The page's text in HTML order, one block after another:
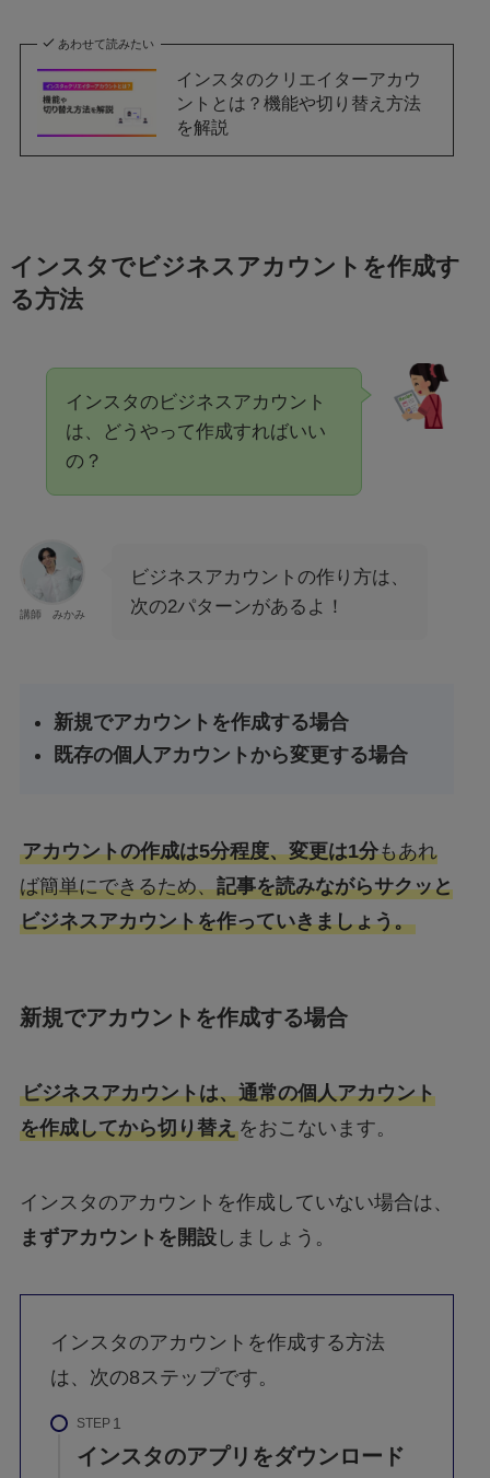
あわせて読みたい
インスタのクリエイターアカウ
ントとは？機能や切り替え方法
を解説
インスタでビジネスアカウントを作成す
る方法
インスタのビジネスアカウント
は、どうやって作成すればいい
の？
講師 みかみ
ビジネスアカウントの作り方は、
次の2パターンがあるよ！
新規でアカウントを作成する場合
既存の個人アカウントから変更する場合
アカウントの作成は5分程度、変更は1分もあれ
ば簡単にできるため、記事を読みながらサクッと
ビジネスアカウントを作っていきましょう。
新規でアカウントを作成する場合
ビジネスアカウントは、通常の個人アカウント
を作成してから切り替えをおこないます。
インスタのアカウントを作成していない場合は、
まずアカウントを開設しましょう。
インスタのアカウントを作成する方法
は、次の8ステップです。
STEP
インスタのアプリをダウンロード